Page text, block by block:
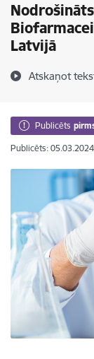
Latvijā
Atskaņot
Publicēts
Publicēts: